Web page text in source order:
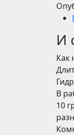
И
Как
В
10